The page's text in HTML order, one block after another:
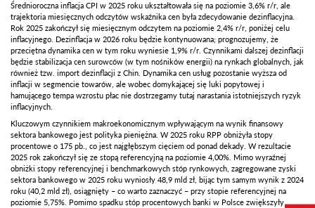
Średnioroczna inflacja CPI w 2025 roku ukształtowała się na poziomie 3,6% r/r, ale
trajektoria miesięcznych odczytów wskaźnika cen była zdecydowanie dezinflacyjna.
Rok 2025 zakończył się miesięcznym odczytem na poziomie 2,4% r/r, poniżej celu
inflacyjnego. Dezinflacja w 2026 roku będzie kontynuowana; prognozujemy, że
przeciętna dynamika cen w tym roku wyniesie 1,9% r/r. Czynnikami dalszej dezinflacji
będzie stabilizacja cen surowców (w tym nośników energii) na rynkach globalnych, jak
również tzw. import dezinflacji z Chin. Dynamika cen usług pozostanie wyższa od
inflacji w segmencie towarów, ale wobec domykającej się luki popytowej i
hamującego tempa wzrostu płac nie dostrzegamy tutaj narastania istotniejszych ryzyk
inflacyjnych.
Kluczowym czynnikiem makroekonomicznym wpływającym na wynik finansowy
sektora bankowego jest polityka pieniężna. W 2025 roku RPP obniżyła stopy
procentowe o 175 pb., co jest najgłębszym cięciem od ponad dekady. W rezultacie
2025 rok zakończył się ze stopą referencyjną na poziomie 4,00%. Mimo wyraźnej
obniżki stopy referencyjnej i benchmarkowych stóp rynkowych, zagregowane zyski
sektora bankowego w 2025 roku wyniosły 48,9 mld zł, bijąc tym samym wynik z 2024
roku (40,2 mld zł), osiągnięty – co warto zaznaczyć – przy stopie referencyjnej na
poziomie 5,75%. Pomimo spadku stóp procentowych banki w Polsce zwiększyły